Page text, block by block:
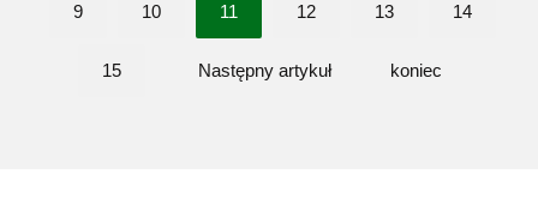
9 10 11 12 13 14
15 Następny artykuł koniec